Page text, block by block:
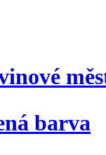
barva